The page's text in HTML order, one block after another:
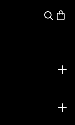
Wat zoek